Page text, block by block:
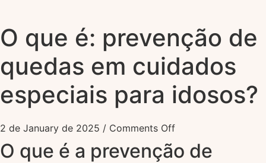
O que é: prevenção de
quedas em cuidados
especiais para idosos?
2 de January de 2025 / Comments Off
O que é a prevenção de